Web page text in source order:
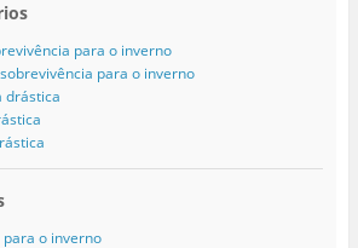
para o inverno
para o inverno
drástica
o inverno